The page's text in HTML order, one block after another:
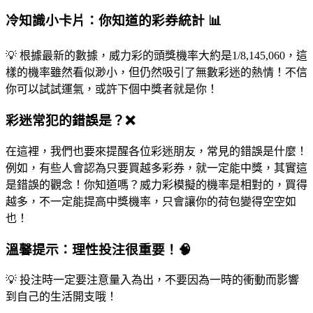
冷知識小卡片：你知道的彩券統計 📊
💡 根據最新的數據，威力彩的頭獎機率大約是1/8,145,060，這
樣的機率雖然看似渺小，但仍然吸引了無數彩迷的熱情！不信
你可以試試運氣，或許下個中獎者就是你！
彩迷常犯的錯誤是？❌
在這裡，我們也要來提醒各位彩迷朋友，常見的錯誤是什麼！
例如，有些人會認為只要買越多彩券，就一定能中獎，其實這
是錯誤的觀念！你知道嗎？威力彩模擬的機率是相對的，買得
越多，不一定能提高中獎機率，只會讓你的荷包變得空空如
也！
溫馨提示：理性投注很重要！🧠
💡 投注時一定要注意量入為出，不要因為一時的衝動而影響
到自己的生活開支哦！